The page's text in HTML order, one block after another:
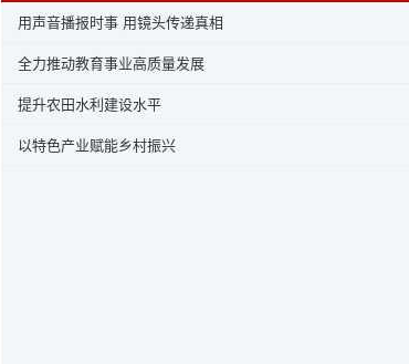
用声音播报时事 用镜头传递真相
全力推动教育事业高质量发展
提升农田水利建设水平
以特色产业赋能乡村振兴